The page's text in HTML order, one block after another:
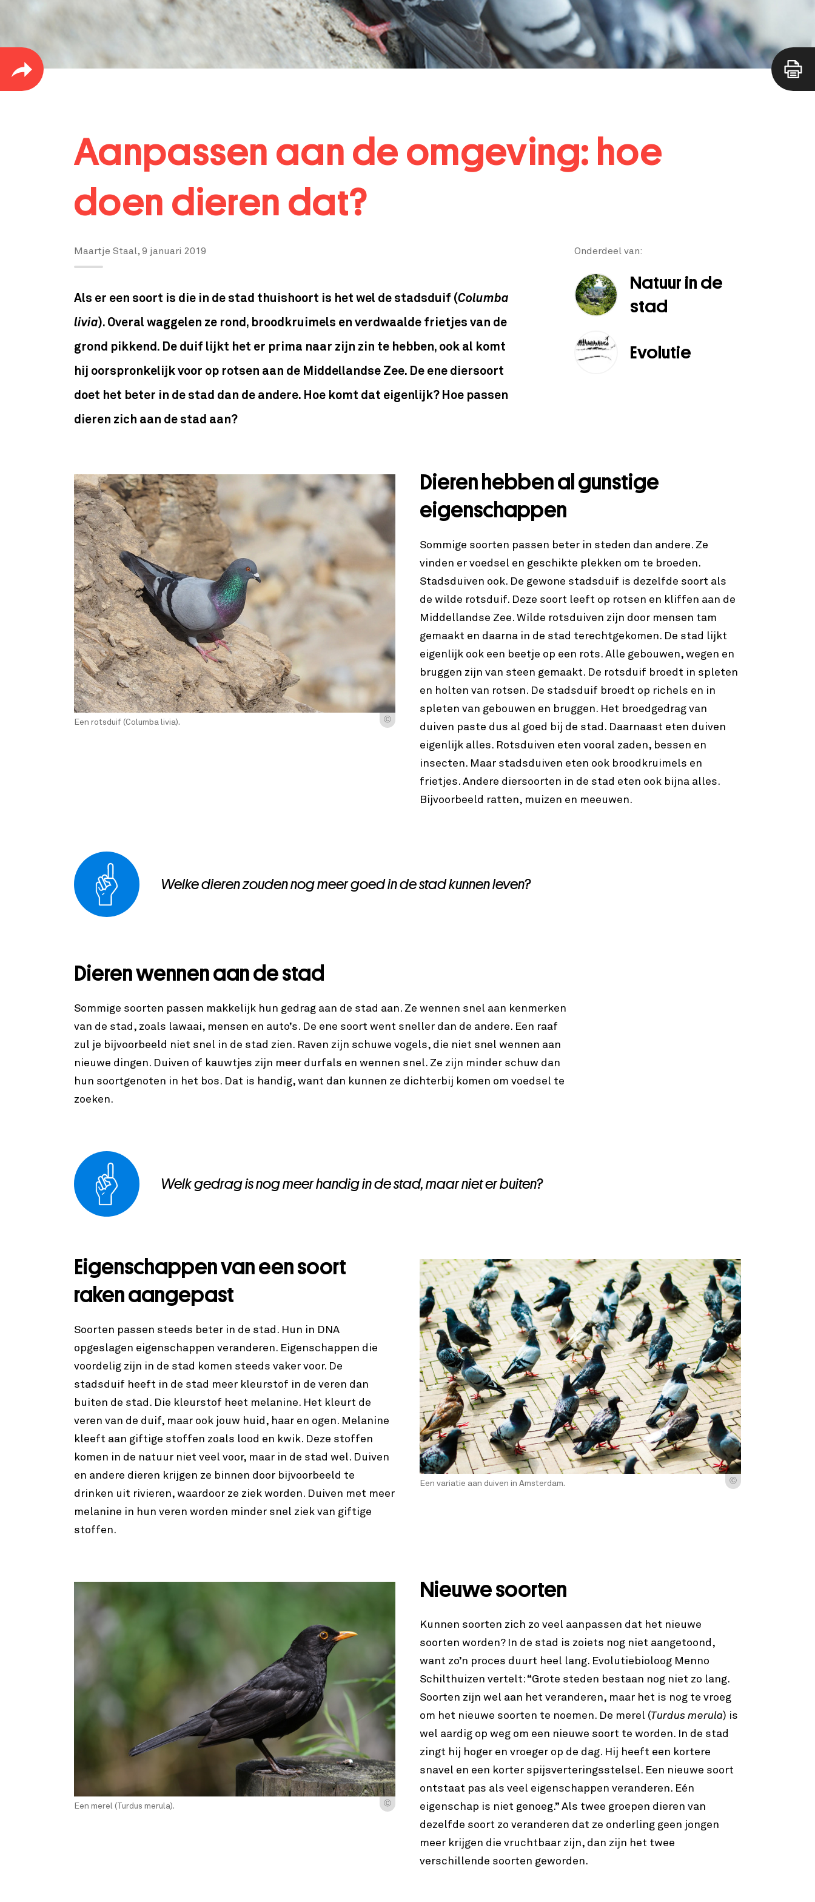
Aanpassen aan de omgeving: hoe
doen dieren dat?
Maartje Staal, 9 januari 2019
Als er een soort is die in de stad thuishoort is het wel de stadsduif (Columba
livia). Overal waggelen ze rond, broodkruimels en verdwaalde frietjes van de
grond pikkend. De duif lijkt het er prima naar zijn zin te hebben, ook al komt
hij oorspronkelijk voor op rotsen aan de Middellandse Zee. De ene diersoort
doet het beter in de stad dan de andere. Hoe komt dat eigenlijk? Hoe passen
dieren zich aan de stad aan?
Onderdeel van:
Natuur in de
stad
Evolutie
Ⓒ
Een rotsduif (Columba livia).
Dieren hebben al gunstige
eigenschappen
Sommige soorten passen beter in steden dan andere. Ze
vinden er voedsel en geschikte plekken om te broeden.
Stadsduiven ook. De gewone stadsduif is dezelfde soort als
de wilde rotsduif. Deze soort leeft op rotsen en kliffen aan de
Middellandse Zee. Wilde rotsduiven zijn door mensen tam
gemaakt en daarna in de stad terechtgekomen. De stad lijkt
eigenlijk ook een beetje op een rots. Alle gebouwen, wegen en
bruggen zijn van steen gemaakt. De rotsduif broedt in spleten
en holten van rotsen. De stadsduif broedt op richels en in
spleten van gebouwen en bruggen. Het broedgedrag van
duiven paste dus al goed bij de stad. Daarnaast eten duiven
eigenlijk alles. Rotsduiven eten vooral zaden, bessen en
insecten. Maar stadsduiven eten ook broodkruimels en
frietjes. Andere diersoorten in de stad eten ook bijna alles.
Bijvoorbeeld ratten, muizen en meeuwen.
Welke dieren zouden nog meer goed in de stad kunnen leven?
Dieren wennen aan de stad
Sommige soorten passen makkelijk hun gedrag aan de stad aan. Ze wennen snel aan kenmerken
van de stad, zoals lawaai, mensen en auto’s. De ene soort went sneller dan de andere. Een raaf
zul je bijvoorbeeld niet snel in de stad zien. Raven zijn schuwe vogels, die niet snel wennen aan
nieuwe dingen. Duiven of kauwtjes zijn meer durfals en wennen snel. Ze zijn minder schuw dan
hun soortgenoten in het bos. Dat is handig, want dan kunnen ze dichterbij komen om voedsel te
zoeken.
Welk gedrag is nog meer handig in de stad, maar niet er buiten?
Eigenschappen van een soort
raken aangepast
Soorten passen steeds beter in de stad. Hun in DNA
opgeslagen eigenschappen veranderen. Eigenschappen die
voordelig zijn in de stad komen steeds vaker voor. De
stadsduif heeft in de stad meer kleurstof in de veren dan
buiten de stad. Die kleurstof heet melanine. Het kleurt de
veren van de duif, maar ook jouw huid, haar en ogen. Melanine
kleeft aan giftige stoffen zoals lood en kwik. Deze stoffen
komen in de natuur niet veel voor, maar in de stad wel. Duiven
en andere dieren krijgen ze binnen door bijvoorbeeld te
drinken uit rivieren, waardoor ze ziek worden. Duiven met meer
melanine in hun veren worden minder snel ziek van giftige
stoffen.
Ⓒ
Een variatie aan duiven in Amsterdam.
Ⓒ
Een merel (Turdus merula).
Nieuwe soorten
Kunnen soorten zich zo veel aanpassen dat het nieuwe
soorten worden? In de stad is zoiets nog niet aangetoond,
want zo’n proces duurt heel lang. Evolutiebioloog Menno
Schilthuizen vertelt: “Grote steden bestaan nog niet zo lang.
Soorten zijn wel aan het veranderen, maar het is nog te vroeg
om het nieuwe soorten te noemen. De merel (Turdus merula) is
wel aardig op weg om een nieuwe soort te worden. In de stad
zingt hij hoger en vroeger op de dag. Hij heeft een kortere
snavel en een korter spijsverteringsstelsel. Een nieuwe soort
ontstaat pas als veel eigenschappen veranderen. Eén
eigenschap is niet genoeg.” Als twee groepen dieren van
dezelfde soort zo veranderen dat ze onderling geen jongen
meer krijgen die vruchtbaar zijn, dan zijn het twee
verschillende soorten geworden.